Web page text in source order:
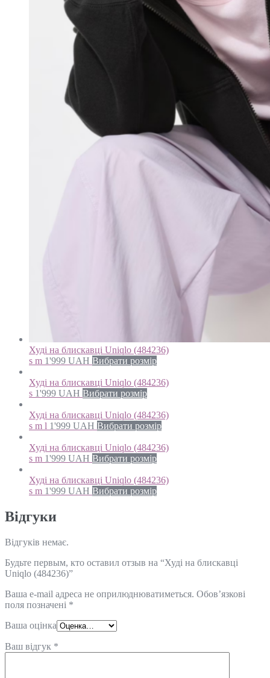
Худі на блискавці Uniqlo (484236)
s m 1'999 UAH Вибрати розмір
Худі на блискавці Uniqlo (484236)
s 1'999 UAH Вибрати розмір
Худі на блискавці Uniqlo (484236)
s m l 1'999 UAH Вибрати розмір
Худі на блискавці Uniqlo (484236)
s m 1'999 UAH Вибрати розмір
Худі на блискавці Uniqlo (484236)
s m 1'999 UAH Вибрати розмір
Відгуки
Відгуків немає.
Будьте первым, кто оставил отзыв на “Худі на блискавці
Uniqlo (484236)”
Ваша e-mail адреса не оприлюднюватиметься. Обов’язкові
поля позначені *
Ваша оцінка
Ваш відгук *